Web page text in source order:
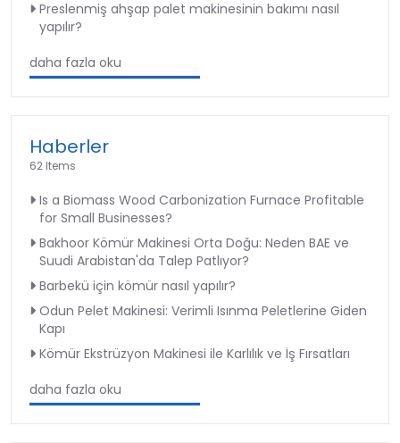
Preslenmiş ahşap palet makinesinin bakımı nasıl
yapılır?
daha fazla oku
Haberler
62 Items
Is a Biomass Wood Carbonization Furnace Profitable
for Small Businesses?
Bakhoor Kömür Makinesi Orta Doğu: Neden BAE ve
Suudi Arabistan'da Talep Patlıyor?
Barbekü için kömür nasıl yapılır?
Odun Pelet Makinesi: Verimli Isınma Peletlerine Giden
Kapı
Kömür Ekstrüzyon Makinesi ile Karlılık ve İş Fırsatları
daha fazla oku